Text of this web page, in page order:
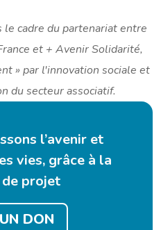
cadre du partenariat entre
et + Avenir Solidarité,
» par l'innovation sociale et
du secteur associatif.
l’avenir et
vies, grâce à la
projet
DON